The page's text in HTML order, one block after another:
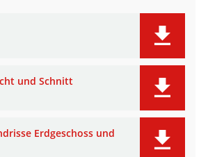
und Schnitt
Erdgeschoss und